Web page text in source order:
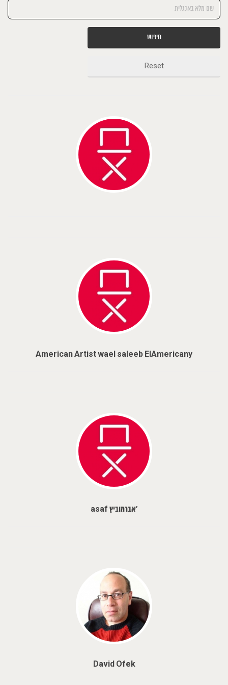
חיפוש
Reset
American Artist wael saleeb ElAmericany
‪asaf אברמוביץ'
David Ofek